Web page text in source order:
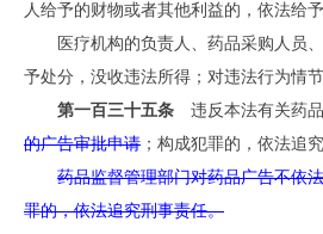
人给予的财物或者其他利益的，依法给
医疗机构的负责人、药品采购人员
予处分，没收违法所得；对违法行为情
第一百三十五条 违反本法有关药
的广告审批申请 ；构成犯罪的，依法追
药品监督管理部门对药品广告不依
罪的，依法追究刑事责任。